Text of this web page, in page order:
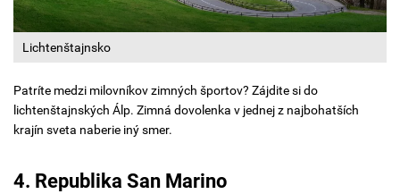
Lichtenštajnsko
Patríte medzi milovníkov zimných športov? Zájdite si do
lichtenštajnských Álp. Zimná dovolenka v jednej z najbohatších
krajín sveta naberie iný smer.
4. Republika San Marino